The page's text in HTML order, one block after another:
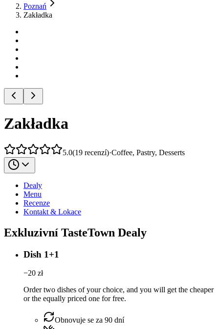
Poznań
Zakładka
Zakładka
5.0(19 recenzí)·Coffee, Pastry, Desserts
Dealy
Menu
Recenze
Kontakt & Lokace
Exkluzivní TasteTown Dealy
Dish 1+1
−20 zł
Order two dishes of your choice, and you will get the cheaper
or the equally priced one for free.
Obnovuje se za 90 dní